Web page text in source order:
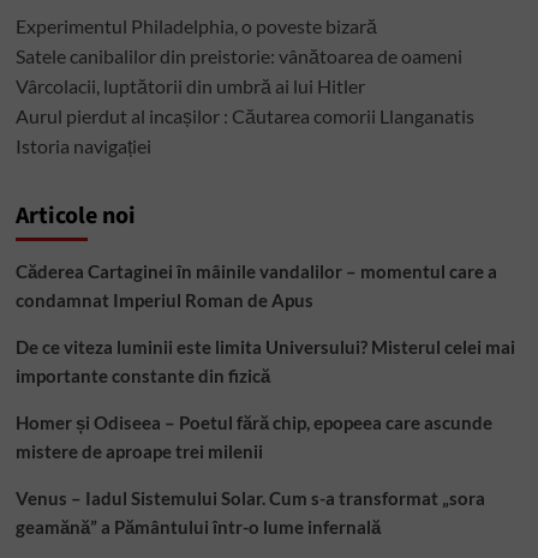
Experimentul Philadelphia, o poveste bizară
Satele canibalilor din preistorie: vânătoarea de oameni
Vârcolacii, luptătorii din umbră ai lui Hitler
Aurul pierdut al incașilor : Căutarea comorii Llanganatis
Istoria navigației
Articole noi
Căderea Cartaginei în mâinile vandalilor – momentul care a
condamnat Imperiul Roman de Apus
De ce viteza luminii este limita Universului? Misterul celei mai
importante constante din fizică
Homer și Odiseea – Poetul fără chip, epopeea care ascunde
mistere de aproape trei milenii
Venus – Iadul Sistemului Solar. Cum s-a transformat „sora
geamănă” a Pământului într-o lume infernală